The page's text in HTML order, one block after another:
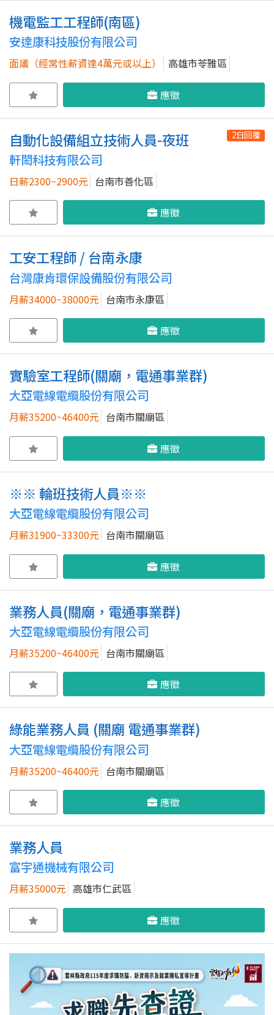
機電監工工程師(南區)
安達康科技股份有限公司
面議（經常性薪資達4萬元或以上） 高雄市苓雅區
應徵
自動化設備組立技術人員-夜班 2日回覆
軒閎科技有限公司
日薪2300~2900元 台南市善化區
應徵
工安工程師 / 台南永康
台灣康肯環保設備股份有限公司
月薪34000~38000元 台南市永康區
應徵
實驗室工程師(關廟，電通事業群)
大亞電線電纜股份有限公司
月薪35200~46400元 台南市關廟區
應徵
※※ 輪班技術人員※※
大亞電線電纜股份有限公司
月薪31900~33300元 台南市關廟區
應徵
業務人員(關廟，電通事業群)
大亞電線電纜股份有限公司
月薪35200~46400元 台南市關廟區
應徵
綠能業務人員 (關廟 電通事業群)
大亞電線電纜股份有限公司
月薪35200~46400元 台南市關廟區
應徵
業務人員
富宇通機械有限公司
月薪35000元 高雄市仁武區
應徵